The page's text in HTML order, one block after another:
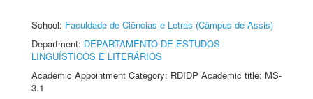
School: Faculdade de Ciências e Letras (Câmpus de Assis)
Department: DEPARTAMENTO DE ESTUDOS
LINGUÍSTICOS E LITERÁRIOS
Academic Appointment Category: RDIDP Academic title: MS-
3.1